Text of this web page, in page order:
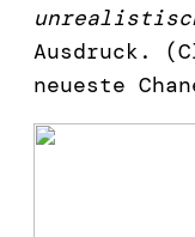
Ausdruck.
neueste